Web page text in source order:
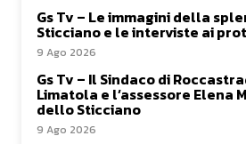
Gs Tv – Le immagini della
Sticciano e le interviste ai
9 Ago 2026
Gs Tv – Il Sindaco di
Limatola e l’assessore Elena
dello Sticciano
9 Ago 2026